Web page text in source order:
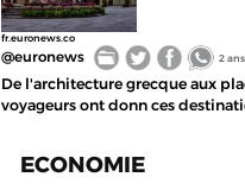
fr.euronews.co
@euronews 2 ans
De l'architecture grecque aux
voyageurs ont donn ces
ECONOMIE